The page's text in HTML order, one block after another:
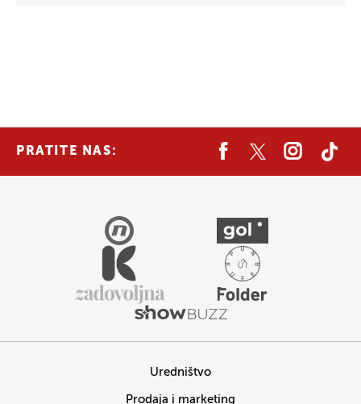
PRATITE NAS:
Uredništvo
Prodaja i marketing